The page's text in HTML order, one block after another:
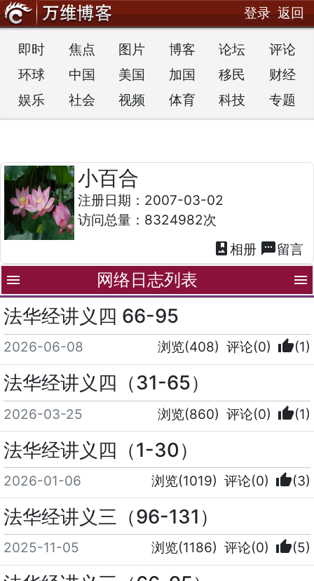
登录 返回
即时 焦点 图片 博客 论坛
评论
环球
中国 美国 加国 移民
财经
娱乐
社会 视频 体育 科技 专题
小百合
注册日期：2007-03-02
访问总量：8324982次
photo_album 相册 textsms留言
menu 网络日志列表 menu
法华经讲义四 66-95
2026-06-08 浏览(408) 评论(0) thumb_up(1)
法华经讲义四（31-65）
2026-03-25 浏览(860) 评论(0) thumb_up(1)
法华经讲义四（1-30）
2026-01-06 浏览(1019) 评论(0) thumb_up(3)
法华经讲义三（96-131）
2025-11-05 浏览(1186) 评论(0) thumb_up(5)